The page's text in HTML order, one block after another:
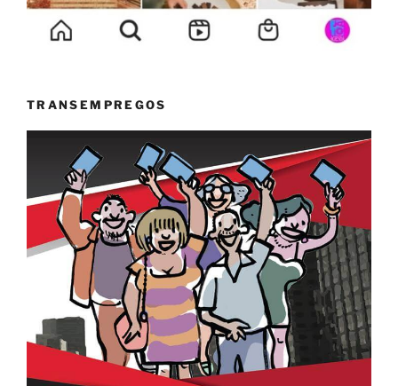
TRANSEMPREGOS